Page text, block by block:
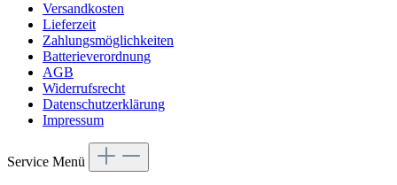
Versandkosten
Lieferzeit
Zahlungsmöglichkeiten
Batterieverordnung
AGB
Widerrufsrecht
Datenschutzerklärung
Impressum
Service Menü